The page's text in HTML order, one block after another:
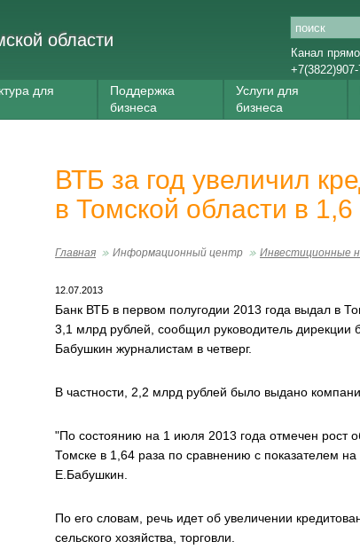
области
Канал
для
Поддержка
бизнеса
Услуги для
бизнеса
ВТБ за год увеличил
в Томской области в 1,6
Главная Информационный центр Инвестиционные
12.07.2013
Банк ВТБ в первом полугодии 2013 года выдал в
3,1 млрд рублей, сообщил руководитель дирекции
Бабушкин журналистам в четверг.
В частности, 2,2 млрд рублей было выдано
"По состоянию на 1 июля 2013 года отмечен рост
Томске в 1,64 раза по сравнению с показателем
Е.Бабушкин.
По его словам, речь идет об увеличении
сельского хозяйства, торговли.